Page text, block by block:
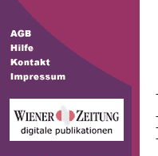
-
-
-
-